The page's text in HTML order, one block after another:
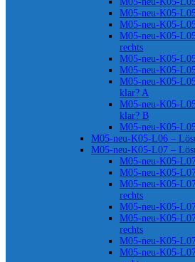
M05-neu-K05-
M05-neu-K05-
M05-neu-K05-
rechts
M05-neu-K05-
M05-neu-K05-
M05-neu-K05-
klar? A
M05-neu-K05-
klar? B
M05-neu-K05-
M05-neu-K05-L06 –
M05-neu-K05-L07 –
M05-neu-K05-
M05-neu-K05-
M05-neu-K05-
rechts
M05-neu-K05-
M05-neu-K05-
rechts
M05-neu-K05-
M05-neu-K05-